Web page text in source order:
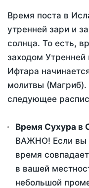
Время поста в
утренней зари и
солнца. То есть,
заходом
Ифтара
молитвы
следующее
Время Сухура в
ВАЖНО! Если вы
время
в вашей
небольшой